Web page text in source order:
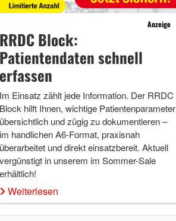
Anzeige
RRDC Block:
Patientendaten schnell
erfassen
Im Einsatz zählt jede Information. Der RRDC
Block hilft Ihnen, wichtige Patientenparameter
übersichtlich und zügig zu dokumentieren –
im handlichen A6-Format, praxisnah
überarbeitet und direkt einsatzbereit. Aktuell
vergünstigt in unserem im Sommer-Sale
erhältlich!
Weiterlesen